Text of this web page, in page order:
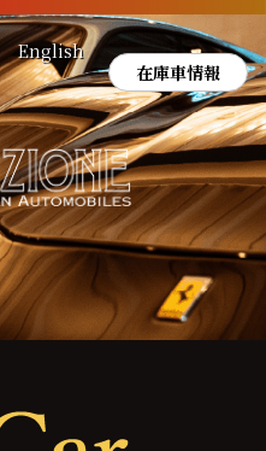
English
在庫車情報